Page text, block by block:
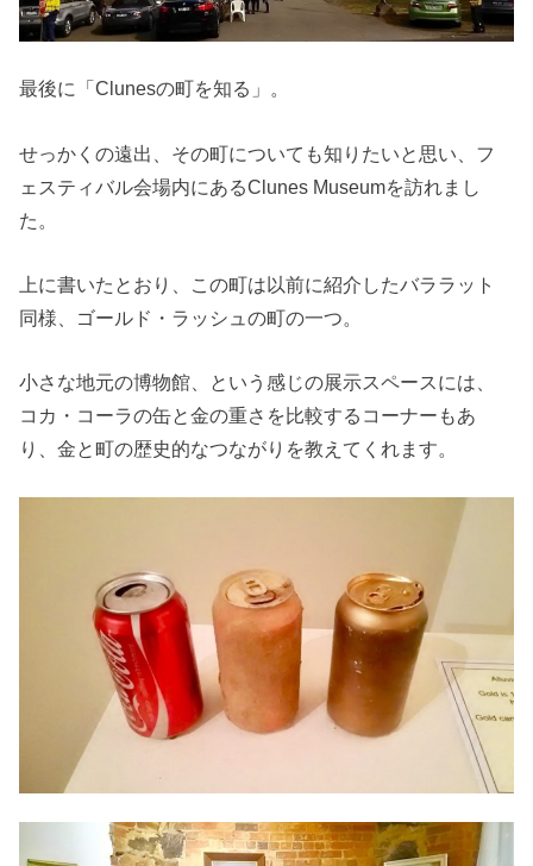
最後に「Clunesの町を知る」。
せっかくの遠出、その町についても知りたいと思い、フ
ェスティバル会場内にあるClunes Museumを訪れまし
た。
上に書いたとおり、この町は以前に紹介したバララット
同様、ゴールド・ラッシュの町の一つ。
小さな地元の博物館、という感じの展示スペースには、
コカ・コーラの缶と金の重さを比較するコーナーもあ
り、金と町の歴史的なつながりを教えてくれます。